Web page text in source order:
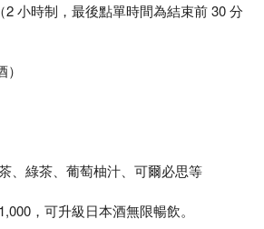
小時制，最後點單時間為結束前 30 分
、綠茶、葡萄柚汁、可爾必思等
，可升級日本酒無限暢飲。